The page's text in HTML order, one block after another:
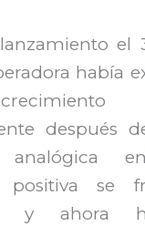
el
había
después
analógica
positiva se
y ahora